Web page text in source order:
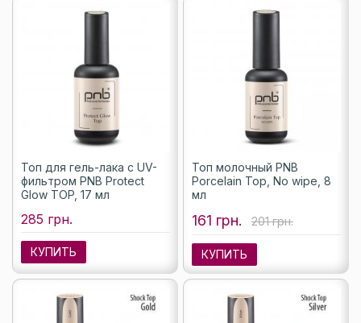
Топ для гель-лака с UV-
фильтром PNB Protect
Glow TOP, 17 мл
285 грн.
КУПИТЬ
Топ молочный PNB
Porcelain Top, No wipe, 8
мл
161 грн. 201 грн.
КУПИТЬ